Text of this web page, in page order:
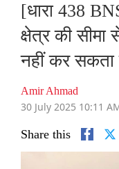
[धारा 438
क्षेत्र की
नहीं कर सकता
Amir Ahmad
30 July 2025 10:11
Share this